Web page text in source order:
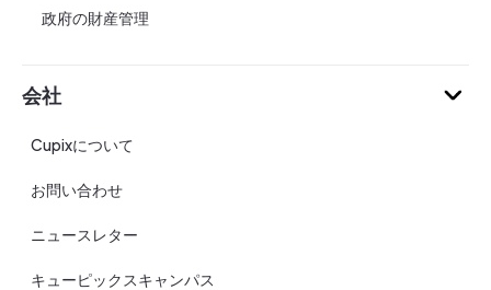
政府の財産管理
会社
Cupixについて
お問い合わせ
ニュースレター
キューピックスキャンパス